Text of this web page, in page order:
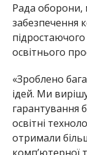
Рада оборони,
забезпечення
освітнього
«Зроблено
ідей. Ми
гарантування
освітні
отримали
комп’ютерної